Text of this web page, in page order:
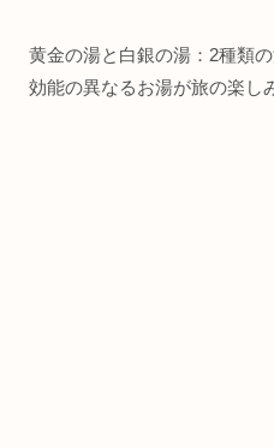
黄金の湯と白銀の湯：2種類
効能の異なるお湯が旅の楽し